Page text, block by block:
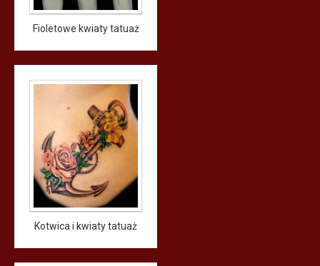
Fioletowe kwiaty tatuaż
Kotwica i kwiaty tatuaż